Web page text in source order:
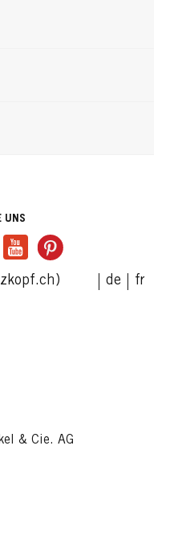
UNS
de fr
& Cie. AG